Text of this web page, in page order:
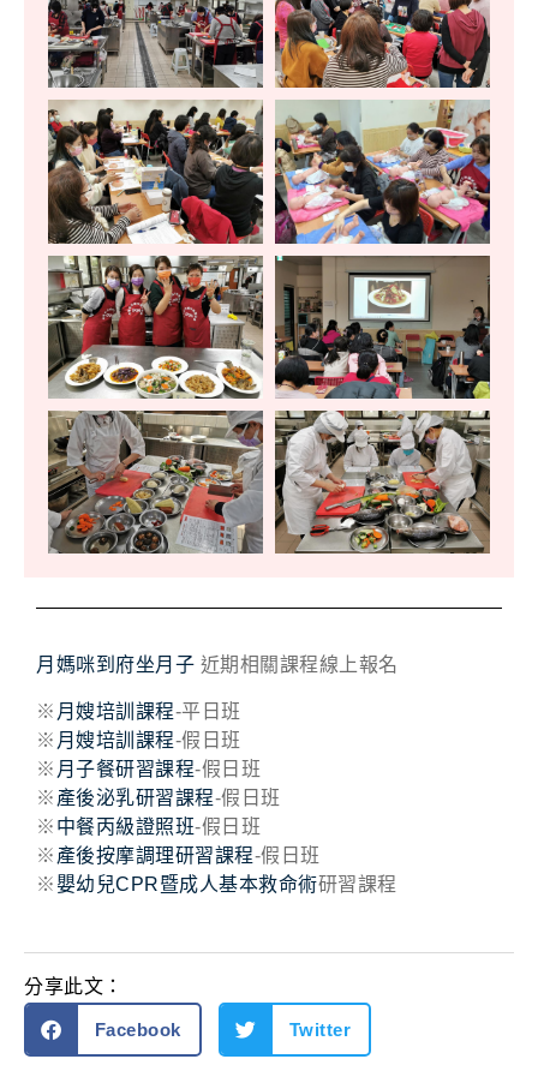
月媽咪到府坐月子 近期相關課程線上報名
※ 月嫂培訓課程-平日班
※ 月嫂培訓課程-假日班
※ 月子餐研習課程-假日班
※ 產後泌乳研習課程-假日班
※ 中餐丙級證照班-假日班
※ 產後按摩調理研習課程-假日班
※ 嬰幼兒CPR暨成人基本救命術研習課程
分享此文：
Facebook Twitter